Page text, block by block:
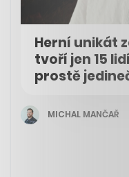
Herní unikát
tvoří jen 15
prostě
MICHAL MANČAŘ